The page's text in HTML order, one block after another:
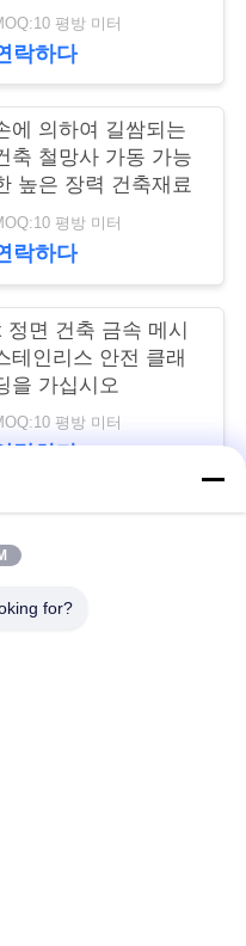
평방 미터
락하다
에 의하여 길쌈되는
축 철망사 가동 가능
높은 장력 건축재료
평방 미터
락하다
정면 건축 금속 메시
테인리스 안전 클래
을 가십시오
평방 미터
락하다
for?